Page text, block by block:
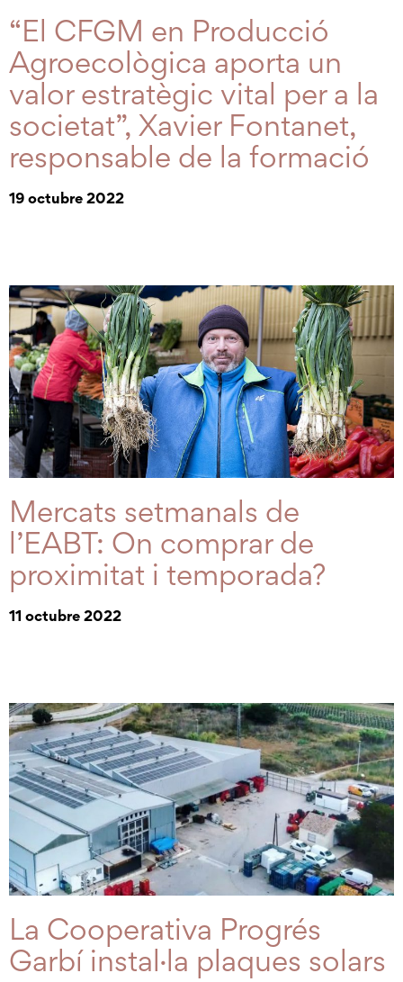
“El CFGM en Producció
Agroecològica aporta un
valor estratègic vital per a la
societat”, Xavier Fontanet,
responsable de la formació
19 octubre 2022
Mercats setmanals de
l’EABT: On comprar de
proximitat i temporada?
11 octubre 2022
La Cooperativa Progrés
Garbí instal·la plaques solars